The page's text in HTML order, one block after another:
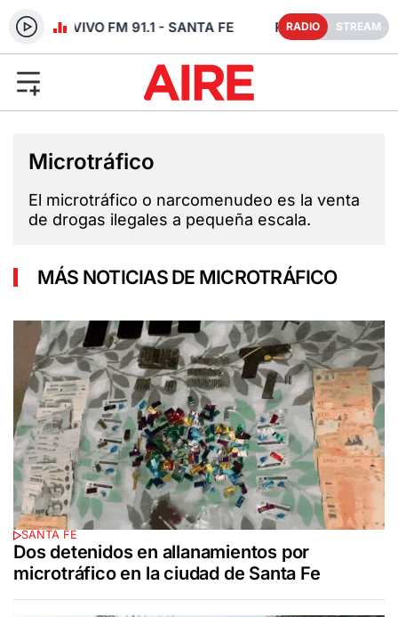
EN VIVO FM 91.1 - SANTA FE RADIO STREAM
Microtráfico
El microtráfico o narcomenudeo es la venta
de drogas ilegales a pequeña escala.
MÁS NOTICIAS DE MICROTRÁFICO
SANTA FE
Dos detenidos en allanamientos por
microtráfico en la ciudad de Santa Fe